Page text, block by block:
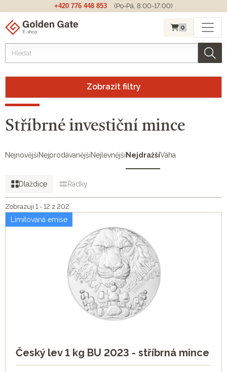
+420 776 448 853 (Po-Pá, 8:00-17:00)
0
Zobrazit filtry
Stříbrné investiční mince
NejnovějšíNejprodávanějšíNejlevnějšíNejdražšíVáha
Dlaždice Řádky
Zobrazuji 1 - 12 z 202
Limitovaná emise
Český lev 1 kg BU 2023 - stříbrná mince